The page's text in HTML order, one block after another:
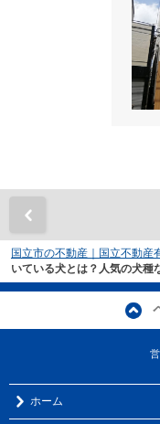
国立市の不動産｜国立不動産
いている犬とは？人気の犬種
ホーム